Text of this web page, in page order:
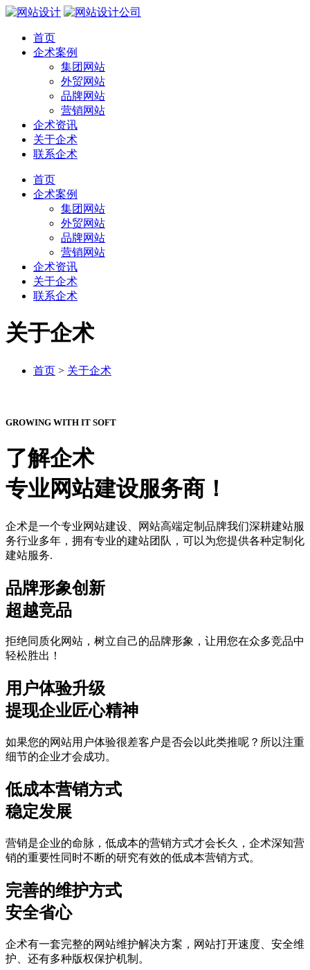
首页
企术案例
集团网站
外贸网站
品牌网站
营销网站
企术资讯
关于企术
联系企术
首页
企术案例
集团网站
外贸网站
品牌网站
营销网站
企术资讯
关于企术
联系企术
关于企术
首页 > 关于企术
GROWING WITH IT SOFT
了解企术
专业网站建设服务商！
企术是一个专业网站建设、网站高端定制品牌我们深耕建站服
务行业多年，拥有专业的建站团队，可以为您提供各种定制化
建站服务.
品牌形象创新
超越竞品
拒绝同质化网站，树立自己的品牌形象，让用您在众多竞品中
轻松胜出！
用户体验升级
提现企业匠心精神
如果您的网站用户体验很差客户是否会以此类推呢？所以注重
细节的企业才会成功。
低成本营销方式
稳定发展
营销是企业的命脉，低成本的营销方式才会长久，企术深知营
销的重要性同时不断的研究有效的低成本营销方式。
完善的维护方式
安全省心
企术有一套完整的网站维护解决方案，网站打开速度、安全维
护、还有多种版权保护机制。